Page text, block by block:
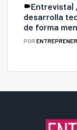
Entrevista|
desarrolla
de forma
POR